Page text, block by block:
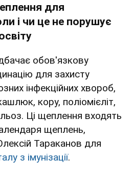
для
і чи це не порушує
обов'язкову
для захисту
інфекційних хвороб,
кору, поліомієліт,
Ці щеплення входять
щеплень,
Тараканов для
з імунізації.